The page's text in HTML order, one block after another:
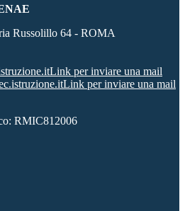
Russolillo 64 - ROMA
Link per inviare una mail
Link per inviare una mail
RMIC812006